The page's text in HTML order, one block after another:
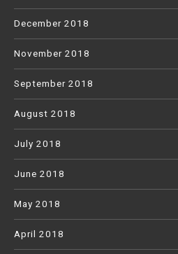
December 2018
November 2018
September 2018
August 2018
July 2018
June 2018
May 2018
April 2018